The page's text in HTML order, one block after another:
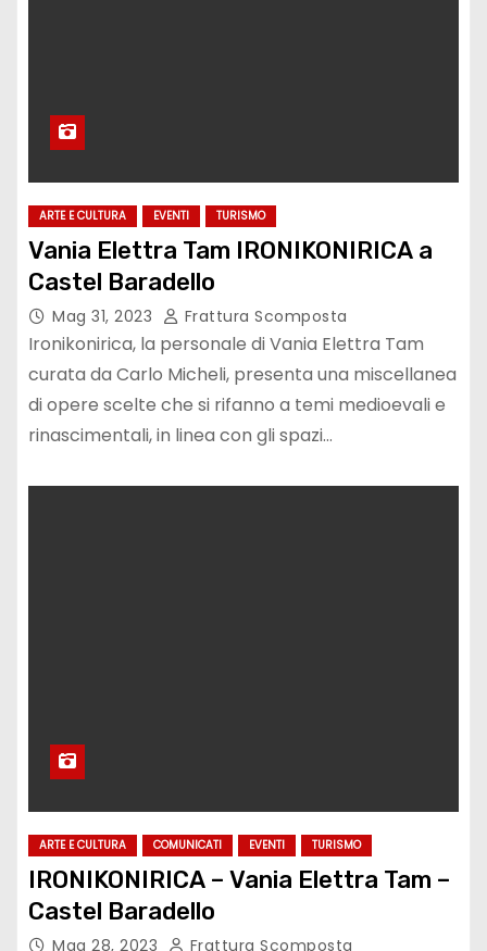
ARTE E CULTURA EVENTI TURISMO
Vania Elettra Tam IRONIKONIRICA a
Castel Baradello
Mag 31, 2023 Frattura Scomposta
Ironikonirica, la personale di Vania Elettra Tam
curata da Carlo Micheli, presenta una miscellanea
di opere scelte che si rifanno a temi medioevali e
rinascimentali, in linea con gli spazi…
ARTE E CULTURA COMUNICATI EVENTI TURISMO
IRONIKONIRICA – Vania Elettra Tam –
Castel Baradello
Mag 28, 2023 Frattura Scomposta